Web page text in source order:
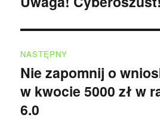
NASTĘPNY
Następny
wpis:
Nie zapomnij o
w kwocie 5000 zł w
6.0